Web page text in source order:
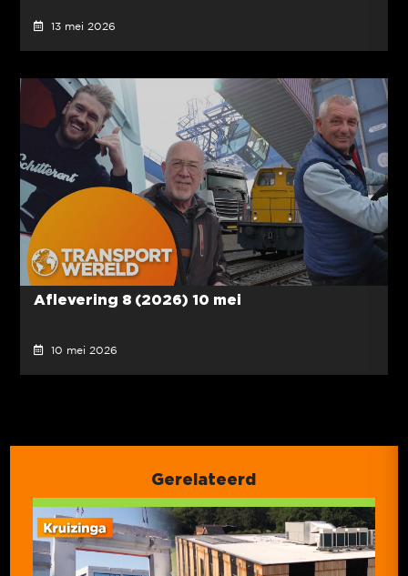
13 mei 2026
Aflevering 8 (2026) 10 mei
10 mei 2026
Gerelateerd